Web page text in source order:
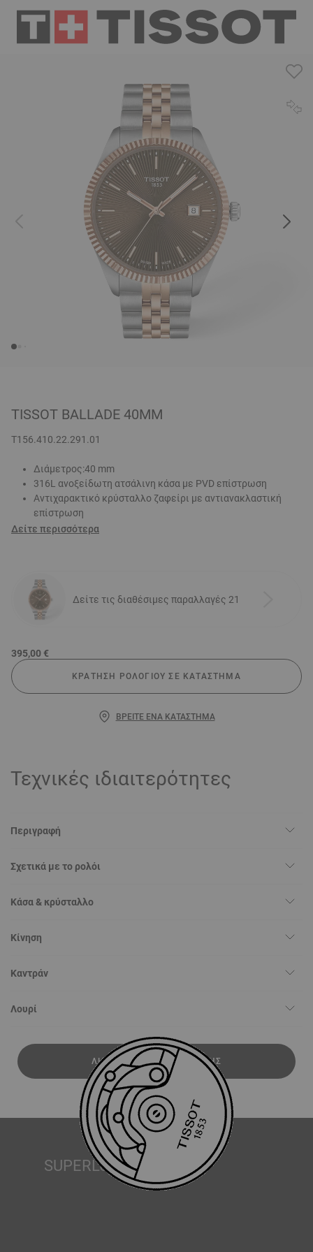
TISSOT BALLADE 40MM
T156.410.22.291.01
Διάμετρος:40 mm
316L ανοξείδωτη ατσάλινη κάσα με PVD επίστρωση
Αντιχαρακτικό κρύσταλλο ζαφείρι με αντιανακλαστική
επίστρωση
Δείτε περισσότερα
Δείτε τις διαθέσιμες παραλλαγές 21
395,00 €
ΚΡΆΤΗΣΗ ΡΟΛΟΓΙΟΎ ΣΕ ΚΑΤΆΣΤΗΜΑ
ΒΡΕΊΤΕ ΈΝΑ ΚΑΤΆΣΤΗΜΑ
Τεχνικές ιδιαιτερότητες
Περιγραφή
Σχετικά με το ρολόι
Κάσα & κρύσταλλο
Κίνηση
Καντράν
Λουρί
ΛΉΨΗ ΕΓΧΕΙΡΙΔΊΟΥ ΧΡΉΣΗΣ
SUPERLUMINOVA®
Η εξασφάλιση ορατότητας υπό όλες τις συνθήκες είναι